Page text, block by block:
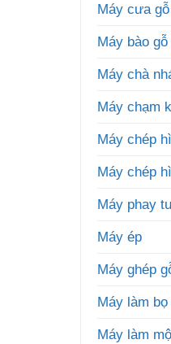
Máy cưa gỗ
Máy bào gỗ
Máy chà
Máy chạm
Máy chép
Máy chép
Máy phay
Máy ép
Máy ghép
Máy làm bọ
Máy làm